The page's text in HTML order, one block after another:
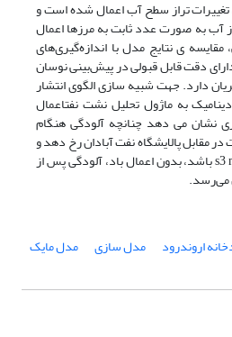
تراز سطح آب اعمال شده است و
آب به صورت عدد ثابت به مرزها اعمال
ی نتایج مدل با اندازه‌گیری‌های
دقت قابل قبولی در پیش‌بینی نوسان
دارد. جهت شبیه سازی الگوی انتشار
به ماژول تحلیل نشت نفتاعمال
نشان می دهد چنانچه آلودگی هنگام
پالایشگاه نفت آبادان رخ دهد و
دبی متوسط رودخانه /s3 m480 باشد، بدون اعمال باد، آلودگی پس از
اروندرود مدل سازی مدل مایک